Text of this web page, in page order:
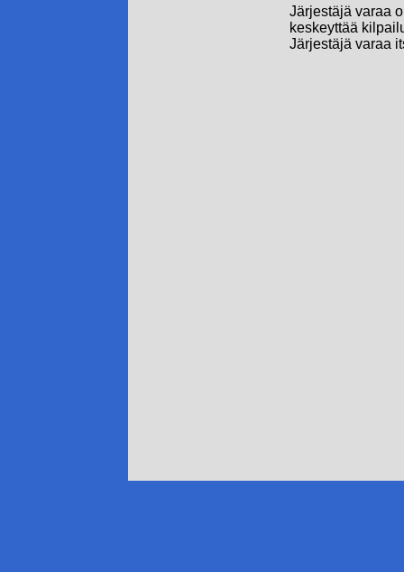
Järjestäjä varaa
keskeyttää
Järjestäjä varaa